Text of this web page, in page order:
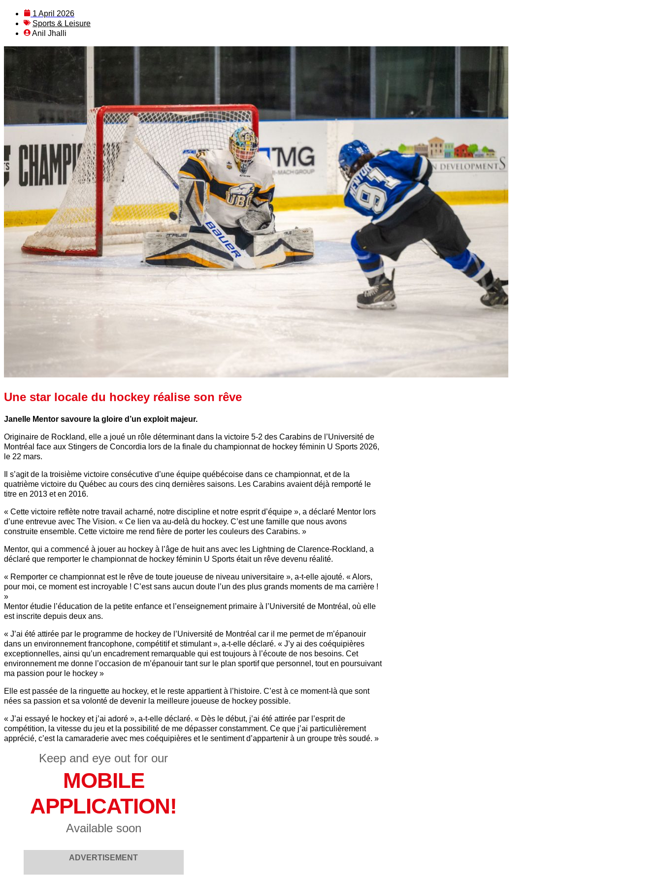
1 April 2026
Sports & Leisure
Anil Jhalli
Une star locale du hockey réalise son rêve
Janelle Mentor savoure la gloire d’un exploit majeur.
Originaire de Rockland, elle a joué un rôle déterminant dans la victoire 5-2 des Carabins de l’Université de
Montréal face aux Stingers de Concordia lors de la finale du championnat de hockey féminin U Sports 2026,
le 22 mars.
Il s’agit de la troisième victoire consécutive d’une équipe québécoise dans ce championnat, et de la
quatrième victoire du Québec au cours des cinq dernières saisons. Les Carabins avaient déjà remporté le
titre en 2013 et en 2016.
« Cette victoire reflète notre travail acharné, notre discipline et notre esprit d’équipe », a déclaré Mentor lors
d’une entrevue avec The Vision. « Ce lien va au-delà du hockey. C’est une famille que nous avons
construite ensemble. Cette victoire me rend fière de porter les couleurs des Carabins. »
Mentor, qui a commencé à jouer au hockey à l’âge de huit ans avec les Lightning de Clarence-Rockland, a
déclaré que remporter le championnat de hockey féminin U Sports était un rêve devenu réalité.
« Remporter ce championnat est le rêve de toute joueuse de niveau universitaire », a-t-elle ajouté. « Alors,
pour moi, ce moment est incroyable ! C’est sans aucun doute l’un des plus grands moments de ma carrière !
»
Mentor étudie l’éducation de la petite enfance et l’enseignement primaire à l’Université de Montréal, où elle
est inscrite depuis deux ans.
« J’ai été attirée par le programme de hockey de l’Université de Montréal car il me permet de m’épanouir
dans un environnement francophone, compétitif et stimulant », a-t-elle déclaré. « J’y ai des coéquipières
exceptionnelles, ainsi qu’un encadrement remarquable qui est toujours à l’écoute de nos besoins. Cet
environnement me donne l’occasion de m’épanouir tant sur le plan sportif que personnel, tout en poursuivant
ma passion pour le hockey »
Elle est passée de la ringuette au hockey, et le reste appartient à l’histoire. C’est à ce moment-là que sont
nées sa passion et sa volonté de devenir la meilleure joueuse de hockey possible.
« J’ai essayé le hockey et j’ai adoré », a-t-elle déclaré. « Dès le début, j’ai été attirée par l’esprit de
compétition, la vitesse du jeu et la possibilité de me dépasser constamment. Ce que j’ai particulièrement
apprécié, c’est la camaraderie avec mes coéquipières et le sentiment d’appartenir à un groupe très soudé. »
Keep and eye out for our
MOBILE
APPLICATION!
Available soon
ADVERTISEMENT